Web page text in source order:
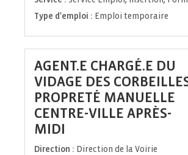
Type d'emploi : Emploi temporaire
AGENT.E CHARGÉ.E DU
VIDAGE DES
PROPRETÉ MANUELLE
CENTRE-VILLE APRÈS-
MIDI
fenêtre)
Direction : Direction de la Voirie